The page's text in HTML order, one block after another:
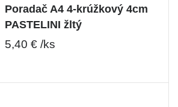
Poradač A4 4-krúžkový 4cm
PASTELINI žltý
5,40 € /ks